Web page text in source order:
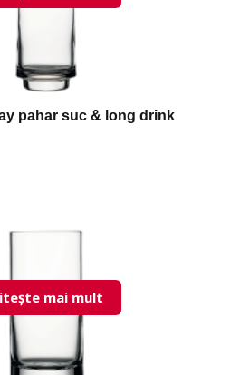
pahar suc & long drink
mai mult